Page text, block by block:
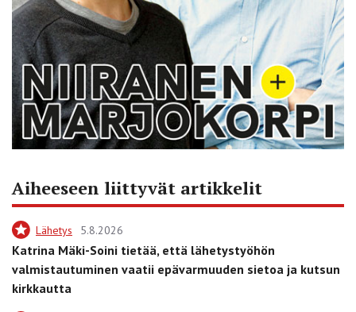
Aiheeseen liittyvät artikkelit
Lähetys 5.8.2026
Katrina Mäki-Soini tietää, että lähetystyöhön
valmistautuminen vaatii epävarmuuden sietoa ja kutsun
kirkkautta